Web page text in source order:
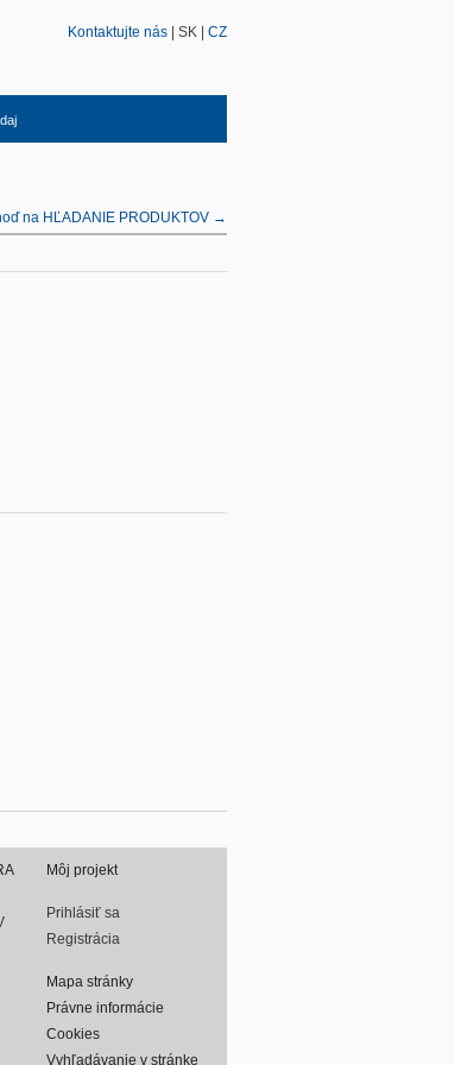
Kontaktujte nás | SK | CZ
na HĽADANIE PRODUKTOV →
Môj projekt
Prihlásiť sa
Registrácia
Mapa stránky
Právne informácie
Cookies
Vyhľadávanie v stránke